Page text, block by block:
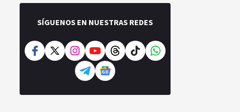
SÍGUENOS EN NUESTRAS REDES